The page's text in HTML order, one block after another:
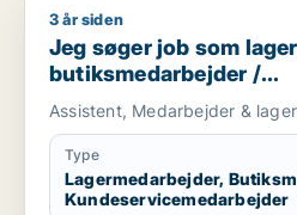
Jeg søger job som
3 år siden
Jeg søger job som
butiksmedarbejder /
Assistent, Medarbejder &
Type
Lagermedarbejder,
Kundeservicemedarbejder